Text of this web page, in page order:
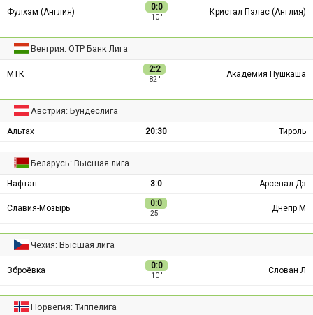
Фулхэм (Англия) 0:0
10 ′
Кристал Пэлас (Англия)
Венгрия: ОТР Банк Лига
МТК 2:2
82 ′
Академия Пушкаша
Австрия: Бундеслига
Альтах 20:30 Тироль
Беларусь: Высшая лига
Нафтан 3:0 Арсенал Дз
Славия-Мозырь 0:0
25 ′
Днепр М
Чехия: Высшая лига
Зброёвка 0:0
10 ′
Слован Л
Норвегия: Типпелига